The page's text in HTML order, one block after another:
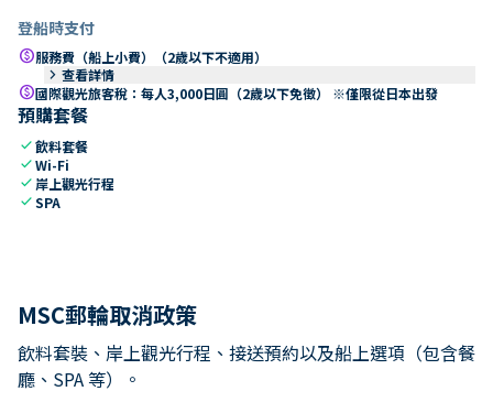
登船時支付
paid服務費（船上小費）（2歲以下不適用）
keyboard_arrow_right 查看詳情
paid國際觀光旅客稅：每人3,000日圓（2歲以下免徵） ※僅限從日本出發
預購套餐
check飲料套餐
checkWi-Fi
check 岸上觀光行程
checkSPA
MSC郵輪取消政策
飲料套裝、岸上觀光行程、接送預約以及船上選項（包含餐
廳、SPA 等）。